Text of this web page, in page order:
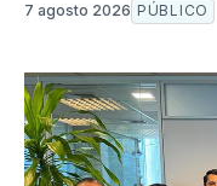
7 agosto 2026 PÚBLICO